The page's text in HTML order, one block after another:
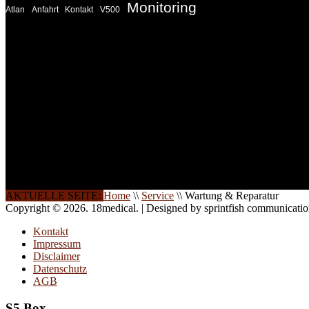
Atlan
Anfahrt Kontakt V500 Monitoring
AKTUELLE SEITE: Home \\ Service \\ Wartung & Reparatur
Copyright © 2026. 18medical. | Designed by sprintfish
Kontakt
Impressum
Disclaimer
Datenschutz
AGB